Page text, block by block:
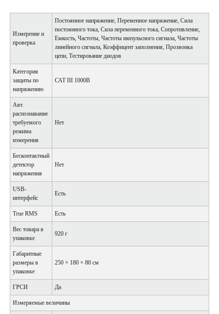
Измерение и
проверка
Постоянное напряжение, Переменное напряжение, Сила
постоянного тока, Сила переменного тока, Сопротивление,
Емкость, Частоты, Частоты импульсного сигнала, Частоты
линейного сигнала, Коэффицент заполнения, Прозвонка
цепи, Тестирование диодов
Категория
защиты по
напряжению
САТ III 1000В
Авт.
распознавание
требуемого
режима
измерения
Нет
Бесконтактный
детектор
напряжения
Нет
USB-
интерфейс
Есть
True RMS Есть
Вес товара в
упаковке
920 г
Габаритные
размеры в
упаковке
250 × 180 × 80 см
ГРСИ Да
Измеряемые величины